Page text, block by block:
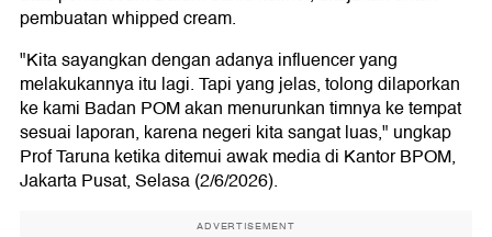
pembuatan whipped cream.
"Kita sayangkan dengan adanya influencer yang
melakukannya itu lagi. Tapi yang jelas, tolong dilaporkan
ke kami Badan POM akan menurunkan timnya ke tempat
sesuai laporan, karena negeri kita sangat luas," ungkap
Prof Taruna ketika ditemui awak media di Kantor BPOM,
Jakarta Pusat, Selasa (2/6/2026).
ADVERTISEMENT